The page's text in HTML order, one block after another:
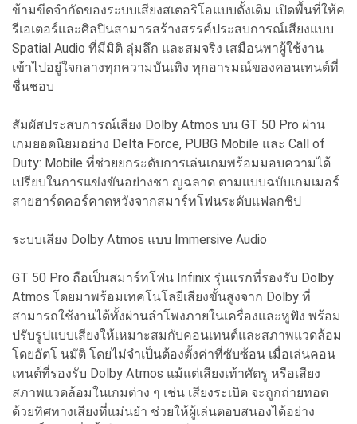
ข้ามขีดจำกัดของระบบเสียงสเตอริโอแบบดั้งเดิม เปิดพื้นที่ให้ค
รีเอเตอร์และศิลปินสามารสร้างสรรค์ประสบการณ์เสียงแบบ
Spatial Audio ที่มีมิติ ลุ่มลึก และสมจริง เสมือนพาผู้ใช้งาน
เข้าไปอยู่ใจกลางทุกความบันเทิง ทุกอารมณ์ของคอนเทนต์ที่
ชื่นชอบ
สัมผัสประสบการณ์เสียง Dolby Atmos บน GT 50 Pro ผ่าน
เกมยอดนิยมอย่าง Delta Force, PUBG Mobile และ Call of
Duty: Mobile ที่ช่วยยกระดับการเล่นเกมพร้อมมอบความได้
เปรียบในการแข่งขันอย่างชา ญฉลาด ตามแบบฉบับเกมเมอร์
สายฮาร์ดคอร์คาดหวังจากสมาร์ทโฟนระดับแฟลกชิป
ระบบเสียง Dolby Atmos แบบ Immersive Audio
GT 50 Pro ถือเป็นสมาร์ทโฟน Infinix รุ่นแรกที่รองรับ Dolby
Atmos โดยมาพร้อมเทคโนโลยีเสียงขั้นสูงจาก Dolby ที่
สามารถใช้งานได้ทั้งผ่านลำโพงภายในเครื่องและหูฟัง พร้อม
ปรับรูปแบบเสียงให้เหมาะสมกับคอนเทนต์และสภาพแวดล้อม
โดยอัตโ นมัติ โดยไม่จำเป็นต้องตั้งค่าที่ซับซ้อน เมื่อเล่นคอน
เทนต์ที่รองรับ Dolby Atmos แม้แต่เสียงเท้าศัตรู หรือเสียง
สภาพแวดล้อมในเกมต่าง ๆ เช่น เสียงระเบิด จะถูกถ่ายทอด
ด้วยทิศทางเสียงที่แม่นยำ ช่วยให้ผู้เล่นตอบสนองได้อย่าง